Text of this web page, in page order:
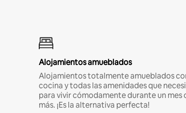
Alojamientos amueblados
Alojamientos totalmente amueblados
cocina y todas las amenidades que
para vivir cómodamente durante un mes
más. ¡Es la alternativa perfecta!